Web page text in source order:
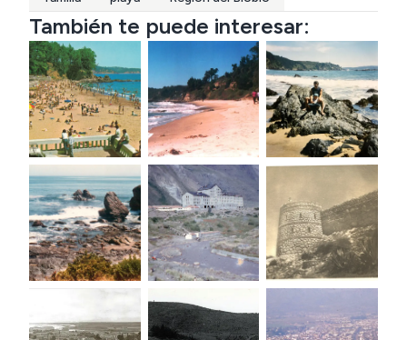
También te puede interesar: